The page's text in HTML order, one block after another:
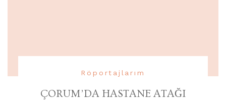
Röportajlarım
ÇORUM’DA HASTANE ATAĞI